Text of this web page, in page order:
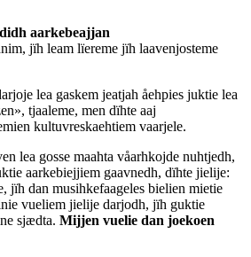
aarkebeajjan
jïh leam lïereme jïh laavenjosteme
lea gaskem jeatjah åehpies juktie lea
tjaaleme, men dïhte aaj
kultuvreskaehtiem vaarjele.
lea gosse maahta våarhkojde nuhtjedh,
aarkebiejjiem gaavnedh, dïhte jielije:
jïh dan musihkefaageles bielien mietie
vueliem jielije darjodh, jïh guktie
sjædta. Mijjen vuelie dan joekoen